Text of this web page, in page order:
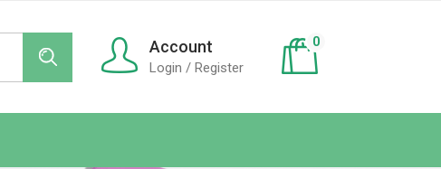
Account
Login / Register
0